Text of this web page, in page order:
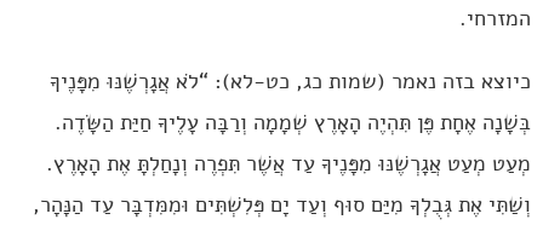
המזרחי.
כיוצא בזה נאמר (שמות כג, כט-לא): “לֹא אֲגָרְשֶׁנּוּ מִפָּנֶיךָ
בְּשָׁנָה אֶחָת פֶּן תִּהְיֶה הָאָרֶץ שְׁמָמָה וְרַבָּה עָלֶיךָ חַיַּת הַשָּׂדֶה.
מְעַט מְעַט אֲגָרְשֶׁנּוּ מִפָּנֶיךָ עַד אֲשֶׁר תִּפְרֶה וְנָחַלְתָּ אֶת הָאָרֶץ.
וְשַׁתִּי אֶת גְּבֻלְךָ מִיַּם סוּף וְעַד יָם פְּלִשְׁתִּים וּמִמִּדְבָּר עַד הַנָּהָר,